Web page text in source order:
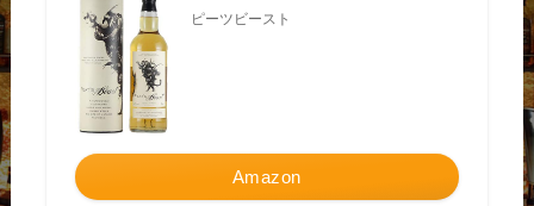
ピーツビースト
Amazon